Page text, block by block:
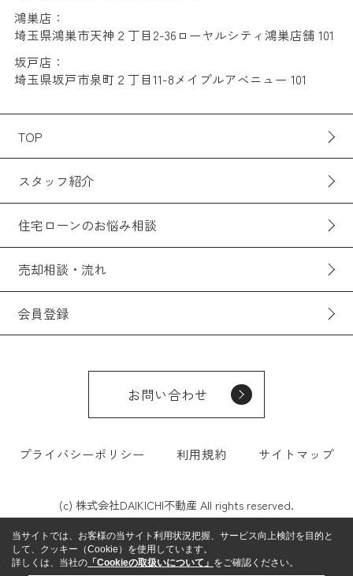
鴻巣店：
埼玉県鴻巣市天神２丁目2-36ローヤルシティ鴻巣店舗 101
坂戸店：
埼玉県坂戸市泉町２丁目11-8メイプルアベニュー 101
TOP
スタッフ紹介
住宅ローンのお悩み相談
売却相談・流れ
会員登録
お問い合わせ
プライバシーポリシー 利用規約 サイトマップ
(c) 株式会社DAIKICHI不動産 All rights reserved.
当サイトでは、お客様の当サイト利用状況把握、サービス向上検討を目的と
して、クッキー（Cookie）を使用しています。
詳しくは、当社の 「Cookieの取扱いについて」 をご確認ください。